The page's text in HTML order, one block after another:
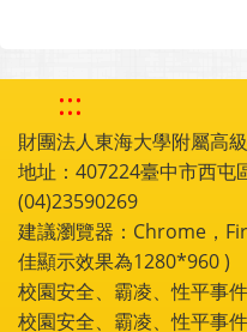
:::
財團法人東海大學附屬高
地址：407224臺中市西屯
(04)23590269
建議瀏覽器：Chrome，
佳顯示效果為1280*960 )
校園安全、霸凌、性平事
校園安全、霸凌、性平事